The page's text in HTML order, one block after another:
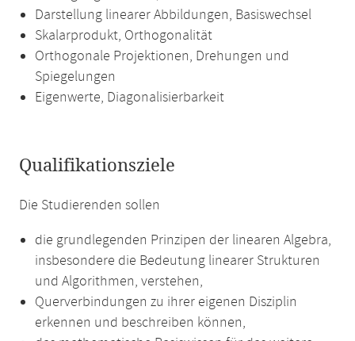
Darstellung linearer Abbildungen, Basiswechsel
Skalarprodukt, Orthogonalität
Orthogonale Projektionen, Drehungen und
Spiegelungen
Eigenwerte, Diagonalisierbarkeit
Qualifikationsziele
Die Studierenden sollen
die grundlegenden Prinzipen der linearen Algebra,
insbesondere die Bedeutung linearer Strukturen
und Algorithmen, verstehen,
Querverbindungen zu ihrer eigenen Disziplin
erkennen und beschreiben können,